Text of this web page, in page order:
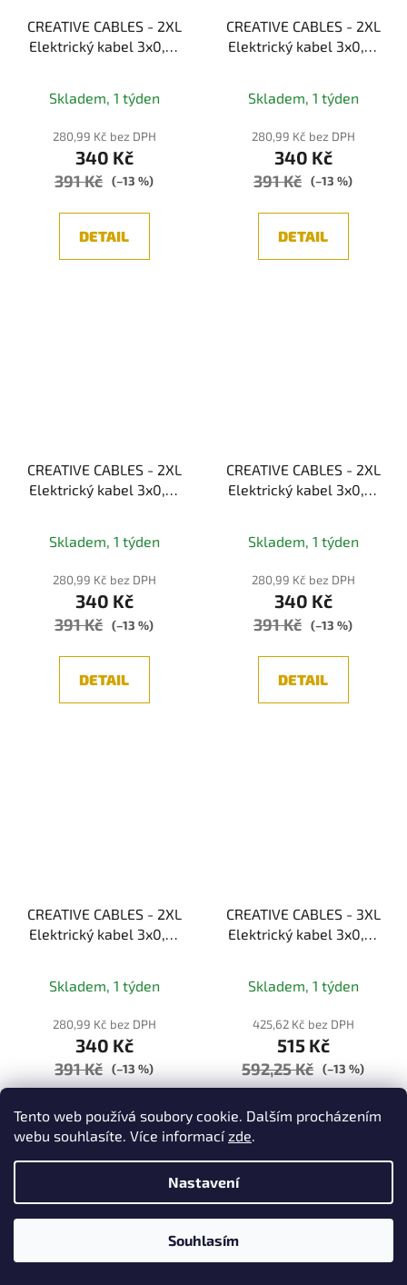
Tento web používá soubory cookie. Dalším procházením
webu souhlasíte. Více informacízde.
Nastavení
Souhlasím
CREATIVE CABLES - 2XL
Elektrický kabel 3x0,75
Skladem, 1 týden
280,99 Kč bez DPH
340 Kč
391 Kč (–13 %)
DETAIL
CREATIVE CABLES - 2XL
Elektrický kabel 3x0,75
(bílá/šedá/hnědá)
Skladem, 1 týden
280,99 Kč bez DPH
340 Kč
391 Kč (–13 %)
DETAIL
CREATIVE CABLES - 2XL
Elektrický kabel 3x0,75
Skladem, 1 týden
280,99 Kč bez DPH
340 Kč
391 Kč (–13 %)
DETAIL
CREATIVE CABLES - 2XL
Elektrický kabel 3x0,75
Skladem, 1 týden
280,99 Kč bez DPH
340 Kč
391 Kč (–13 %)
DETAIL
CREATIVE CABLES - 2XL
Elektrický kabel 3x0,75
Skladem, 1 týden
280,99 Kč bez DPH
340 Kč
391 Kč (–13 %)
DETAIL
CREATIVE CABLES - 3XL
Elektrický kabel 3x0,75
(bílá/šedá)
Skladem, 1 týden
425,62 Kč bez DPH
515 Kč
592,25 Kč (–13 %)
DETAIL